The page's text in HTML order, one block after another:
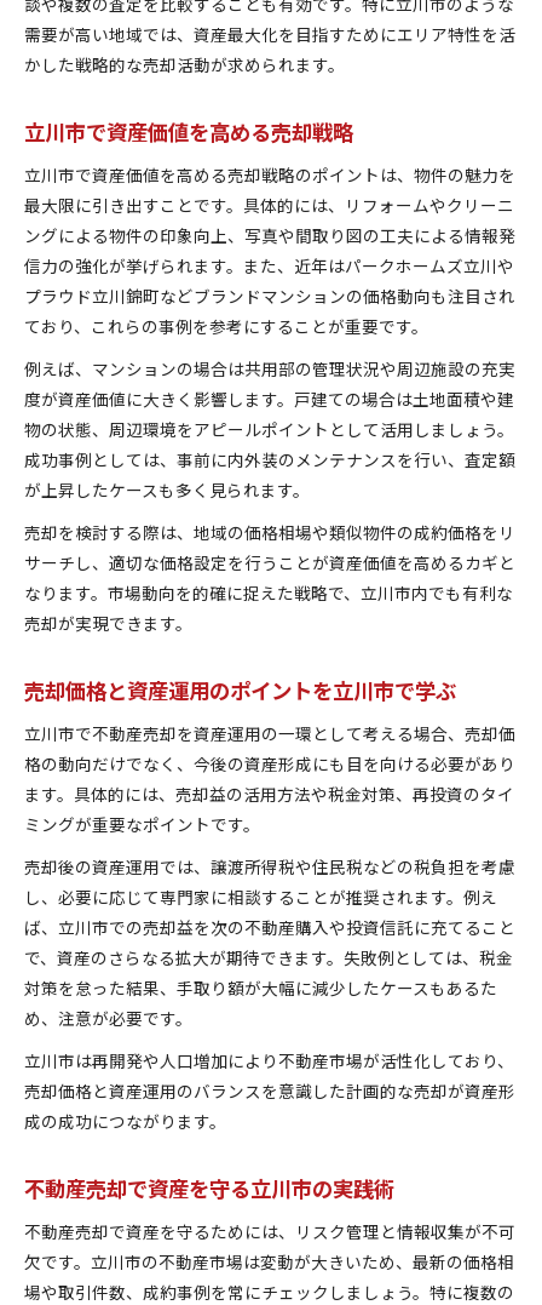
需要が高い地域では、資産最大化を目指すためにエリア特性を活
かした戦略的な売却活動が求められます。
立川市で資産価値を高める売却戦略
立川市で資産価値を高める売却戦略のポイントは、物件の魅力を
最大限に引き出すことです。具体的には、リフォームやクリーニ
ングによる物件の印象向上、写真や間取り図の工夫による情報発
信力の強化が挙げられます。また、近年はパークホームズ立川や
プラウド立川錦町などブランドマンションの価格動向も注目され
ており、これらの事例を参考にすることが重要です。
例えば、マンションの場合は共用部の管理状況や周辺施設の充実
度が資産価値に大きく影響します。戸建ての場合は土地面積や建
物の状態、周辺環境をアピールポイントとして活用しましょう。
成功事例としては、事前に内外装のメンテナンスを行い、査定額
が上昇したケースも多く見られます。
売却を検討する際は、地域の価格相場や類似物件の成約価格をリ
サーチし、適切な価格設定を行うことが資産価値を高めるカギと
なります。市場動向を的確に捉えた戦略で、立川市内でも有利な
売却が実現できます。
売却価格と資産運用のポイントを立川市で学ぶ
立川市で不動産売却を資産運用の一環として考える場合、売却価
格の動向だけでなく、今後の資産形成にも目を向ける必要があり
ます。具体的には、売却益の活用方法や税金対策、再投資のタイ
ミングが重要なポイントです。
売却後の資産運用では、譲渡所得税や住民税などの税負担を考慮
し、必要に応じて専門家に相談することが推奨されます。例え
ば、立川市での売却益を次の不動産購入や投資信託に充てること
で、資産のさらなる拡大が期待できます。失敗例としては、税金
対策を怠った結果、手取り額が大幅に減少したケースもあるた
め、注意が必要です。
立川市は再開発や人口増加により不動産市場が活性化しており、
売却価格と資産運用のバランスを意識した計画的な売却が資産形
成の成功につながります。
不動産売却で資産を守る立川市の実践術
不動産売却で資産を守るためには、リスク管理と情報収集が不可
欠です。立川市の不動産市場は変動が大きいため、最新の価格相
場や取引件数、成約事例を常にチェックしましょう。特に複数の